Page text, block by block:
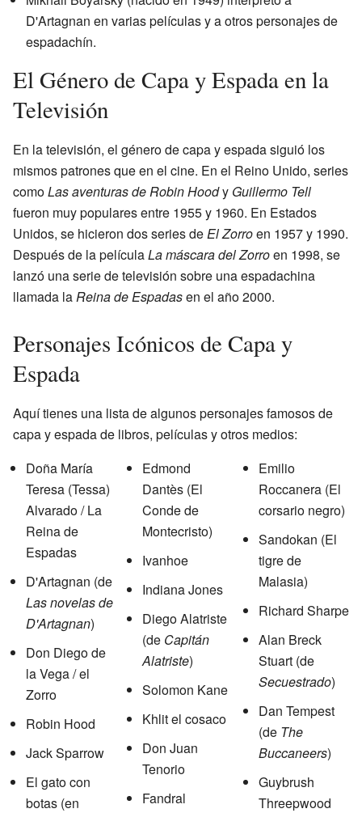
D'Artagnan en varias películas y a otros personajes de
espadachín.
El Género de Capa y Espada en la
Televisión
En la televisión, el género de capa y espada siguió los
mismos patrones que en el cine. En el Reino Unido, series
comoLas aventuras de Robin Hoody Guillermo Tell
fueron muy populares entre 1955 y 1960. En Estados
Unidos, se hicieron dos series de El Zorroen 1957 y 1990.
Después de la películaLa máscara del Zorroen 1998, se
lanzó una serie de televisión sobre una espadachina
llamada la Reina de Espadasen el año 2000.
Personajes Icónicos de Capa y
Espada
Aquí tienes una lista de algunos personajes famosos de
capa y espada de libros, películas y otros medios:
Doña María
Teresa (Tessa)
Alvarado / La
Reina de
Espadas
D'Artagnan (de
Las novelas de
D'Artagnan)
Don Diego de
la Vega / el
Zorro
Robin Hood
Jack Sparrow
El gato con
botas (en
Edmond
Dantès (El
Conde de
Montecristo)
Ivanhoe
Indiana Jones
Diego Alatriste
(de Capitán
Alatriste)
Solomon Kane
Khlit el cosaco
Don Juan
Tenorio
Fandral
Emilio
Roccanera (El
corsario negro)
Sandokan (El
tigre de
Malasia)
Richard Sharpe
Alan Breck
Stuart (de
Secuestrado)
Dan Tempest
(de The
Buccaneers)
Guybrush
Threepwood